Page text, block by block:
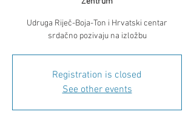
Udruga Riječ-Boja-Ton i Hrvatski centar
srdačno pozivaju na izložbu
Registration is closed
See other events